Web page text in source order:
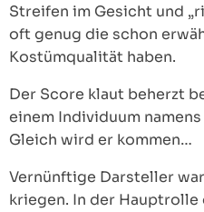
Streifen im Gesicht und
oft genug die schon
Kostümqualität haben.
Der Score klaut beherzt
einem Individuum
Gleich wird er kommen…
Vernünftige Darsteller
kriegen. In der